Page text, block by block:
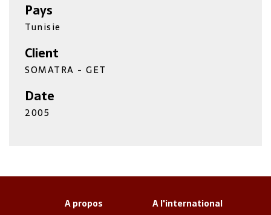
Pays
Tunisie
Client
SOMATRA - GET
Date
2005
A propos
A l'international